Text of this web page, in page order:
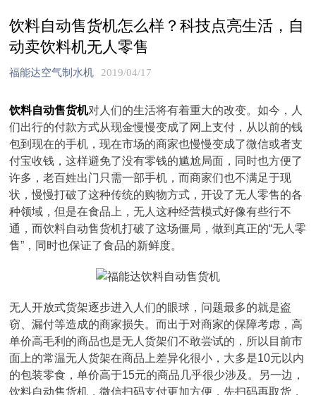
饮料自动售货机怎么样？科技点亮生活，自
动卖饮料机无人零售
福能达空气制水机 2019/04/17
饮料自动售货机对人们的生活将有着重大的改变。如今，人
们出行的付款方式从现金慢慢变成了网上支付，从以前的钱
包到现在的手机，现在市场的商家也慢慢变成了微信或者支
付宝收钱，这样避免了没有零钱的尴尬局面，同时也方便了
许多，老百姓出门只需一部手机，而商家们也不满足于现
状，慢慢打破了这种传统的购物方式，开设了无人零售的各
种领域，但是在食品上，无人这种经营模式好像有些行不
通，而饮料自动售货机打破了这场僵局，做到真正的“无人零
售”，同时也保证了食品的新鲜度。
无人开放式货架逐步进入人们的眼球，问题最多的就是盗
窃、漏付等造成的商家损失。而出于对商家的保障考虑，高
单价高毛利的商品也是无人货架们不敢尝试的，所以目前市
面上的常温无人货架在商品上差异化很小，大多是10元以内
的包装零食，单价高于15元的商品几乎很少涉及。另一边，
饮料自动售货机，微信扫码支付更加方便，先扫码再取货，